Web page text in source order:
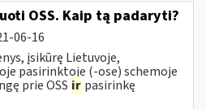
OSS. Kaip tą padaryti?
06-16
įsikūrę Lietuvoje,
pasirinktoje (-ose) schemoje
prie OSS ir pasirinkę